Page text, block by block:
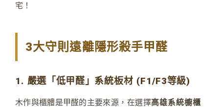
宅！
3大守則遠離隱形殺手甲醛
1. 嚴選「低甲醛」系統板材 (F1/F3等級)
木作與櫃體是甲醛的主要來源， 在選擇高雄系統櫥櫃